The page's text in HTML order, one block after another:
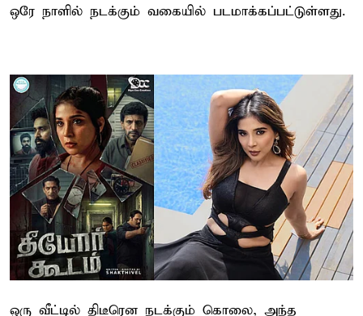
ஒரே நாளில் நடக்கும் வகையில் படமாக்கப்பட்டுள்ளது.
ஒரு வீட்டில் திடீரென நடக்கும் கொலை, அந்த